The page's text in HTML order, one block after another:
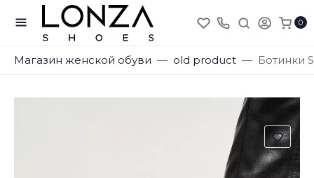
0
Магазин женской обуви old product Ботинки